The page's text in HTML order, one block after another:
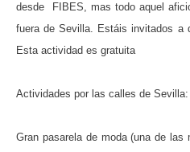
desde FIBES, mas todo aquel
fuera de Sevilla. Estáis invitados a
Esta actividad es gratuita
Actividades por las calles de Sevilla:
Gran pasarela de moda (una de